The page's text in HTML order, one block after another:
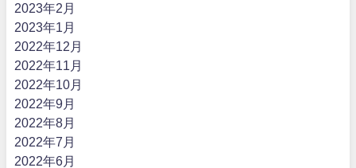
2023年2月
2023年1月
2022年12月
2022年11月
2022年10月
2022年9月
2022年8月
2022年7月
2022年6月